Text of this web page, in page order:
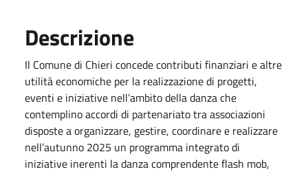
Descrizione
Il Comune di Chieri concede contributi finanziari e altre
utilità economiche per la realizzazione di progetti,
eventi e iniziative nell’ambito della danza che
contemplino accordi di partenariato tra associazioni
disposte a organizzare, gestire, coordinare e realizzare
nell’autunno 2025 un programma integrato di
iniziative inerenti la danza comprendente flash mob,